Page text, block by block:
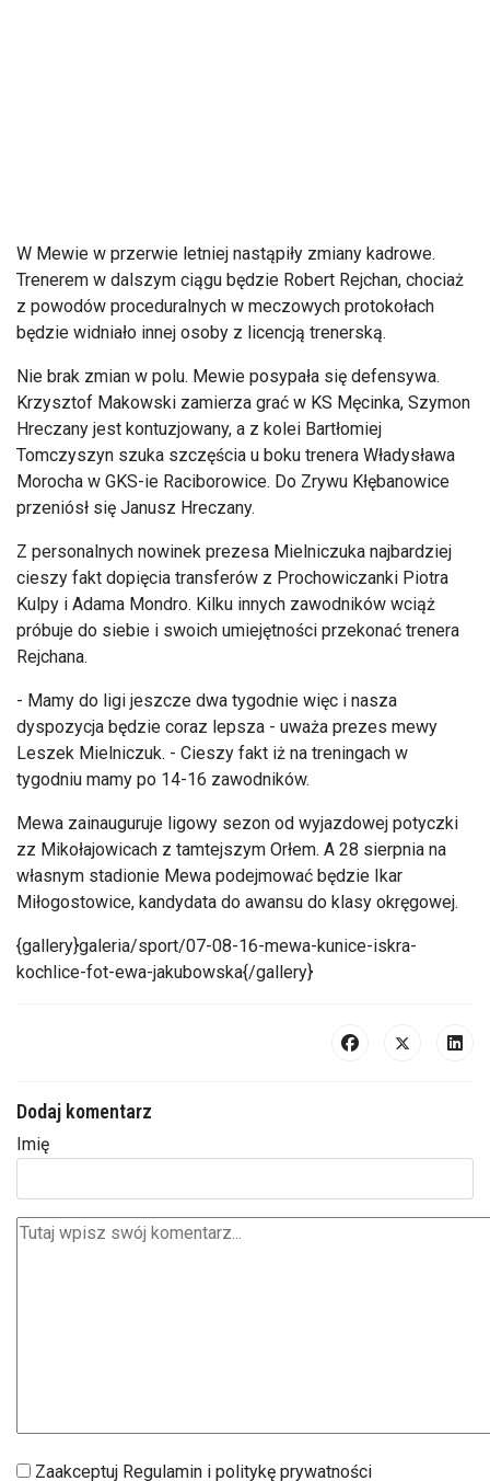
W Mewie w przerwie letniej nastąpiły zmiany kadrowe.
Trenerem w dalszym ciągu będzie Robert Rejchan, chociaż
z powodów proceduralnych w meczowych protokołach
będzie widniało innej osoby z licencją trenerską.
Nie brak zmian w polu. Mewie posypała się defensywa.
Krzysztof Makowski zamierza grać w KS Męcinka, Szymon
Hreczany jest kontuzjowany, a z kolei Bartłomiej
Tomczyszyn szuka szczęścia u boku trenera Władysława
Morocha w GKS-ie Raciborowice. Do Zrywu Kłębanowice
przeniósł się Janusz Hreczany.
Z personalnych nowinek prezesa Mielniczuka najbardziej
cieszy fakt dopięcia transferów z Prochowiczanki Piotra
Kulpy i Adama Mondro. Kilku innych zawodników wciąż
próbuje do siebie i swoich umiejętności przekonać trenera
Rejchana.
- Mamy do ligi jeszcze dwa tygodnie więc i nasza
dyspozycja będzie coraz lepsza - uważa prezes mewy
Leszek Mielniczuk. - Cieszy fakt iż na treningach w
tygodniu mamy po 14-16 zawodników.
Mewa zainauguruje ligowy sezon od wyjazdowej potyczki
zz Mikołajowicach z tamtejszym Orłem. A 28 sierpnia na
własnym stadionie Mewa podejmować będzie Ikar
Miłogostowice, kandydata do awansu do klasy okręgowej.
{gallery}galeria/sport/07-08-16-mewa-kunice-iskra-
kochlice-fot-ewa-jakubowska{/gallery}
Dodaj komentarz
Imię
Zaakceptuj Regulamin i politykę prywatności